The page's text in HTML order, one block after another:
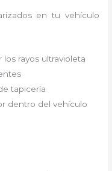
en tu vehículo
rayos ultravioleta
tapicería
dentro del vehículo